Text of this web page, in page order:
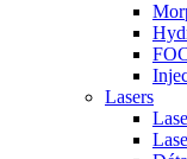
Lasers